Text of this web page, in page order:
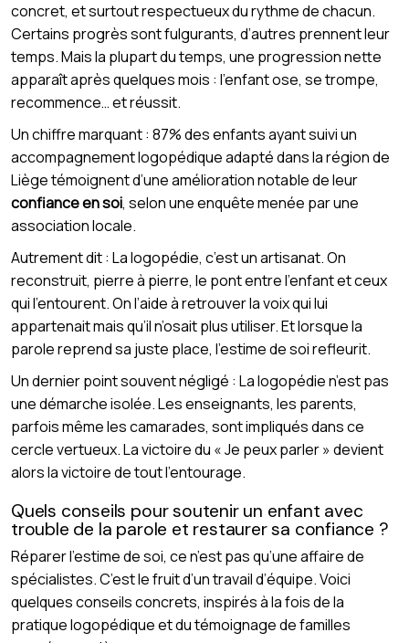
concret, et surtout respectueux du rythme de chacun.
Certains progrès sont fulgurants, d’autres prennent leur
temps. Mais la plupart du temps, une progression nette
apparaît après quelques mois : l’enfant ose, se trompe,
recommence… et réussit.
Un chiffre marquant : 87% des enfants ayant suivi un
accompagnement logopédique adapté dans la région de
Liège témoignent d’une amélioration notable de leur
confiance en soi, selon une enquête menée par une
association locale.
Autrement dit : La logopédie, c’est un artisanat. On
reconstruit, pierre à pierre, le pont entre l’enfant et ceux
qui l’entourent. On l’aide à retrouver la voix qui lui
appartenait mais qu’il n’osait plus utiliser. Et lorsque la
parole reprend sa juste place, l’estime de soi refleurit.
Un dernier point souvent négligé : La logopédie n’est pas
une démarche isolée. Les enseignants, les parents,
parfois même les camarades, sont impliqués dans ce
cercle vertueux. La victoire du « Je peux parler » devient
alors la victoire de tout l’entourage.
Quels conseils pour soutenir un enfant avec
trouble de la parole et restaurer sa confiance ?
Réparer l’estime de soi, ce n’est pas qu’une affaire de
spécialistes. C’est le fruit d’un travail d’équipe. Voici
quelques conseils concrets, inspirés à la fois de la
pratique logopédique et du témoignage de familles